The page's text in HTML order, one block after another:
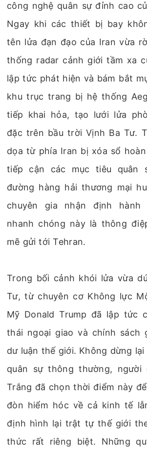
công nghệ quân sự đỉnh cao
Ngay khi các thiết bị bay
tên lửa đạn đạo của Iran vừa
thống radar cảnh giới tầm xa
lập tức phát hiện và bám bắt
khu trục trang bị hệ thống
tiếp khai hỏa, tạo lưới lửa
đặc trên bầu trời Vịnh Ba Tư.
dọa từ phía Iran bị xóa sổ
tiếp cận các mục tiêu quân
đường hàng hải thương mại
chuyên gia nhận định
nhanh chóng này là thông
mẽ gửi tới Tehran.
Trong bối cảnh khói lửa vừa
Tư, từ chuyên cơ Không lực
Mỹ Donald Trump đã lập tức
thái ngoại giao và chính sách
dư luận thế giới. Không dừng
quân sự thông thường, người
Trắng đã chọn thời điểm này
đòn hiểm hóc về cả kinh tế
định hình lại trật tự thế giới
thức rất riêng biệt. Những